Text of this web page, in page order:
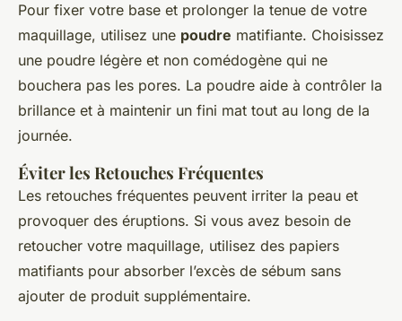
Pour fixer votre base et prolonger la tenue de votre
maquillage, utilisez une poudre matifiante. Choisissez
une poudre légère et non comédogène qui ne
bouchera pas les pores. La poudre aide à contrôler la
brillance et à maintenir un fini mat tout au long de la
journée.
Éviter les Retouches Fréquentes
Les retouches fréquentes peuvent irriter la peau et
provoquer des éruptions. Si vous avez besoin de
retoucher votre maquillage, utilisez des papiers
matifiants pour absorber l’excès de sébum sans
ajouter de produit supplémentaire.